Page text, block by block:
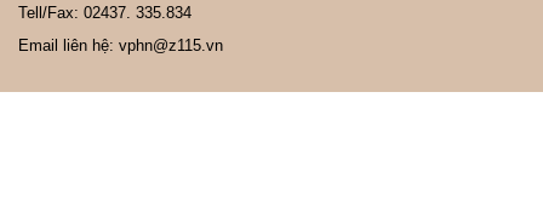
Tell/Fax: 02437. 335.834
Email liên hệ: vphn@z115.vn